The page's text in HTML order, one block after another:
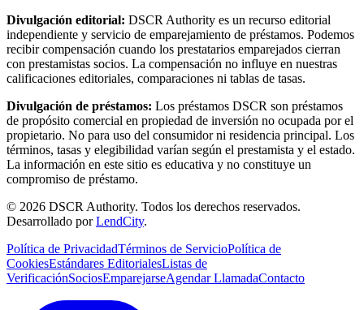
Divulgación editorial: DSCR Authority es un recurso editorial
independiente y servicio de emparejamiento de préstamos. Podemos
recibir compensación cuando los prestatarios emparejados cierran
con prestamistas socios. La compensación no influye en nuestras
calificaciones editoriales, comparaciones ni tablas de tasas.
Divulgación de préstamos: Los préstamos DSCR son préstamos
de propósito comercial en propiedad de inversión no ocupada por el
propietario. No para uso del consumidor ni residencia principal. Los
términos, tasas y elegibilidad varían según el prestamista y el estado.
La información en este sitio es educativa y no constituye un
compromiso de préstamo.
© 2026 DSCR Authority. Todos los derechos reservados.
Desarrollado por LendCity.
Política de PrivacidadTérminos de ServicioPolítica de
CookiesEstándares EditorialesListas de
VerificaciónSociosEmparejarseAgendar LlamadaContacto